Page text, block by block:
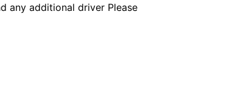
any additional driver Please